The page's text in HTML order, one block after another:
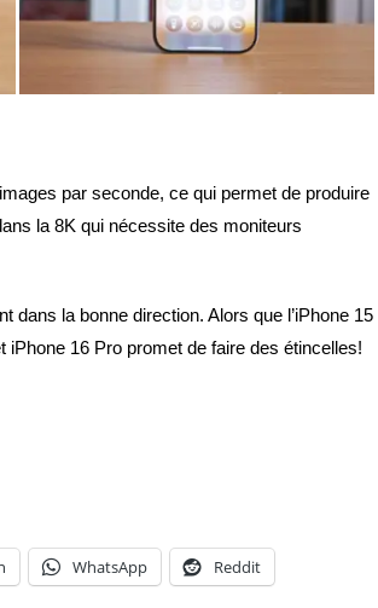
par seconde, ce qui permet de produire
la 8K qui nécessite des moniteurs
dans la bonne direction. Alors que l’iPhone 15
16 Pro promet de faire des étincelles!
WhatsApp Reddit